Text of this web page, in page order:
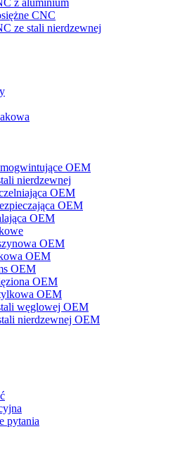
z aluminium
CNC
ze stali nierdzewnej
OEM
nierdzewnej
OEM
OEM
OEM
OEM
OEM
OEM
OEM
OEM
węglowej OEM
nierdzewnej OEM
pytania